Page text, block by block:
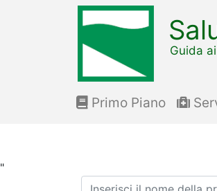
"
Guida
Primo Piano
Ricerca